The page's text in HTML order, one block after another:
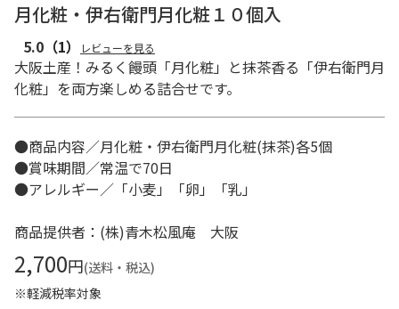
月化粧・伊右衛門月化粧１０個入
5.0 （1） レビューを見る
大阪土産！みるく饅頭「月化粧」と抹茶香る「伊右衛門月
化粧」を両方楽しめる詰合せです。
●商品内容／月化粧・伊右衛門月化粧(抹茶)各5個
●賞味期間／常温で70日
●アレルギー／「小麦」「卵」「乳」
商品提供者：(株)青木松風庵 大阪
2,700円(送料・税込)
※軽減税率対象